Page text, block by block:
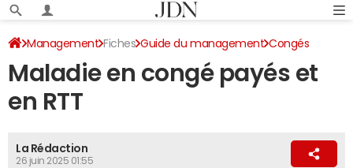
Management Fiches Guide du management Congés
Maladie en congé payés et
en RTT
La Rédaction
26 juin 2025 01:55